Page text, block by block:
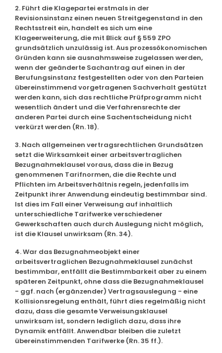
2. Führt die Klagepartei erstmals in der
Revisionsinstanz einen neuen Streitgegenstand in den
Rechtsstreit ein, handelt es sich um eine
Klageerweiterung, die mit Blick auf § 559 ZPO
grundsätzlich unzulässig ist. Aus prozessökonomischen
Gründen kann sie ausnahmsweise zugelassen werden,
wenn der geänderte Sachantrag auf einen in der
Berufungsinstanz festgestellten oder von den Parteien
übereinstimmend vorgetragenen Sachverhalt gestützt
werden kann, sich das rechtliche Prüfprogramm nicht
wesentlich ändert und die Verfahrensrechte der
anderen Partei durch eine Sachentscheidung nicht
verkürzt werden (Rn. 18).
3. Nach allgemeinen vertragsrechtlichen Grundsätzen
setzt die Wirksamkeit einer arbeitsvertraglichen
Bezugnahmeklausel voraus, dass die in Bezug
genommenen Tarifnormen, die die Rechte und
Pflichten im Arbeitsverhältnis regeln, jedenfalls im
Zeitpunkt ihrer Anwendung eindeutig bestimmbar sind.
Ist dies im Fall einer Verweisung auf inhaltlich
unterschiedliche Tarifwerke verschiedener
Gewerkschaften auch durch Auslegung nicht möglich,
ist die Klausel unwirksam (Rn. 34).
4. War das Bezugnahmeobjekt einer
arbeitsvertraglichen Bezugnahmeklausel zunächst
bestimmbar, entfällt die Bestimmbarkeit aber zu einem
späteren Zeitpunkt, ohne dass die Bezugnahmeklausel
- ggf. nach (ergänzender) Vertragsauslegung - eine
Kollisionsregelung enthält, führt dies regelmäßig nicht
dazu, dass die gesamte Verweisungsklausel
unwirksam ist, sondern lediglich dazu, dass ihre
Dynamik entfällt. Anwendbar bleiben die zuletzt
übereinstimmenden Tarifwerke (Rn. 35 ff.).